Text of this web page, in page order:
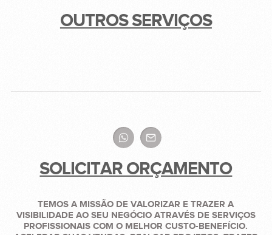
OUTROS SERVIÇOS
SOLICITAR ORÇAMENTO
TEMOS A MISSÃO DE VALORIZAR E TRAZER A
VISIBILIDADE AO SEU NEGÓCIO ATRAVÉS DE SERVIÇOS
PROFISSIONAIS COM O MELHOR CUSTO-BENEFÍCIO.